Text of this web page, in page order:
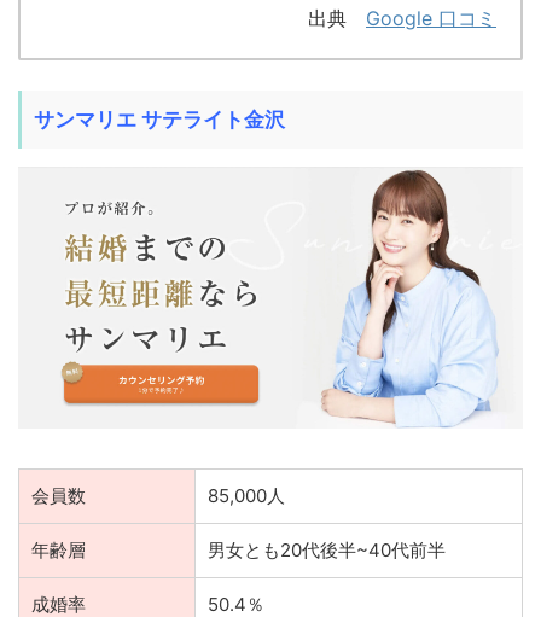
出典 Google 口コミ
サンマリエ サテライト金沢
会員数 85,000人
年齢層 男女とも20代後半~40代前半
成婚率 50.4％